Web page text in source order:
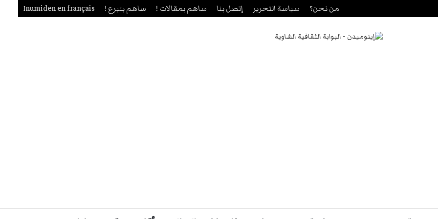
من نحن؟ سياسة التحرير إتصل بنا ساهم بمقالات ! ساهم بتبرع ! Inumiden en français